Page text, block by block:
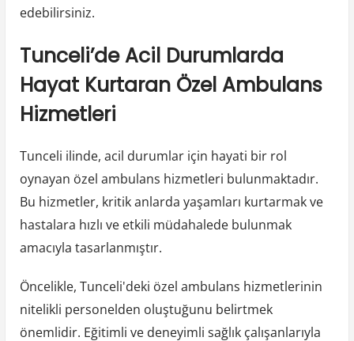
edebilirsiniz.
Tunceli’de Acil Durumlarda
Hayat Kurtaran Özel Ambulans
Hizmetleri
Tunceli ilinde, acil durumlar için hayati bir rol
oynayan özel ambulans hizmetleri bulunmaktadır.
Bu hizmetler, kritik anlarda yaşamları kurtarmak ve
hastalara hızlı ve etkili müdahalede bulunmak
amacıyla tasarlanmıştır.
Öncelikle, Tunceli'deki özel ambulans hizmetlerinin
nitelikli personelden oluştuğunu belirtmek
önemlidir. Eğitimli ve deneyimli sağlık çalışanlarıyla